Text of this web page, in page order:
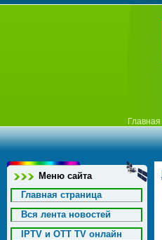
Главная
Меню сайта
Главная страница
Вся лента новостей
IPTV и OTT TV онлайн